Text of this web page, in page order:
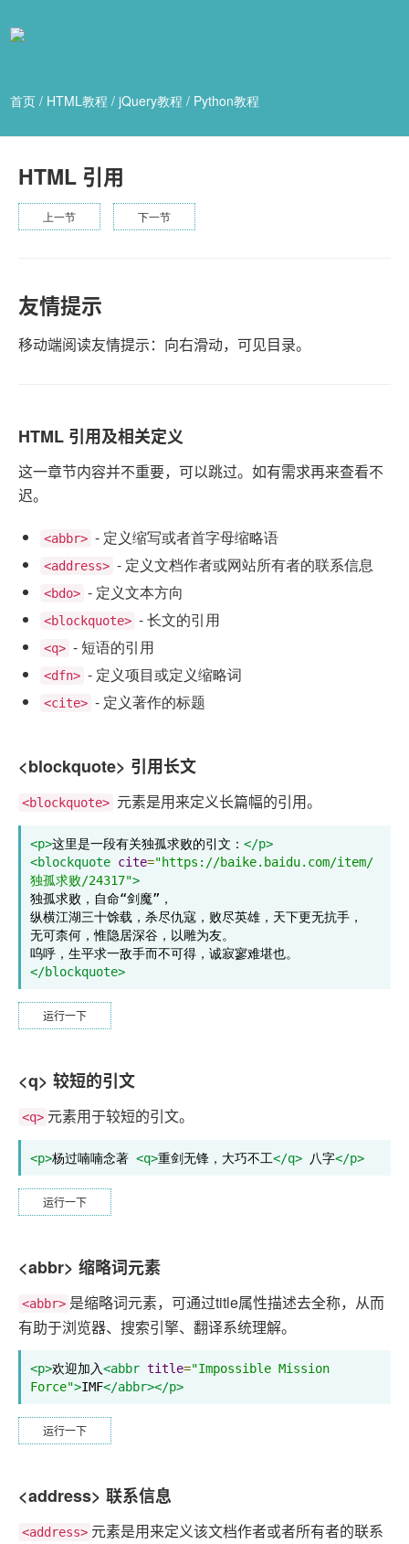
首页 / HTML教程 /jQuery教程 / Python教程
HTML 引用
上一节 下一节
友情提示
移动端阅读友情提示：向右滑动，可见目录。
HTML 引用及相关定义
这一章节内容并不重要，可以跳过。如有需求再来查看不
迟。
<abbr> - 定义缩写或者首字母缩略语
<address> - 定义文档作者或网站所有者的联系信息
<bdo> - 定义文本方向
<blockquote> - 长文的引用
<q> - 短语的引用
<dfn> - 定义项目或定义缩略词
<cite> - 定义著作的标题
<blockquote> 引用长文
<blockquote> 元素是用来定义长篇幅的引用。
<p>这里是一段有关独孤求败的引文： </p>
<blockquote cite="https://baike.baidu.com/item/
独孤求败/24317">
独孤求败，自命“剑魔”，
纵横江湖三十馀载，杀尽仇寇，败尽英雄，天下更无抗手，
无可柰何，惟隐居深谷，以雕为友。
</blockquote>
运行一下
<q> 较短的引文
<q> 元素用于较短的引文。
<p>杨过喃喃念著 <q>重剑无锋，大巧不工</q> 八字</p>
运行一下
<abbr> 缩略词元素
<abbr> 是缩略词元素，可通过title属性描述去全称，从而
有助于浏览器、搜索引擎、翻译系统理解。
<p>欢迎加入<abbr title="Impossible Mission
Force">IMF</abbr></p>
运行一下
<address> 联系信息
<address> 元素是用来定义该文档作者或者所有者的联系